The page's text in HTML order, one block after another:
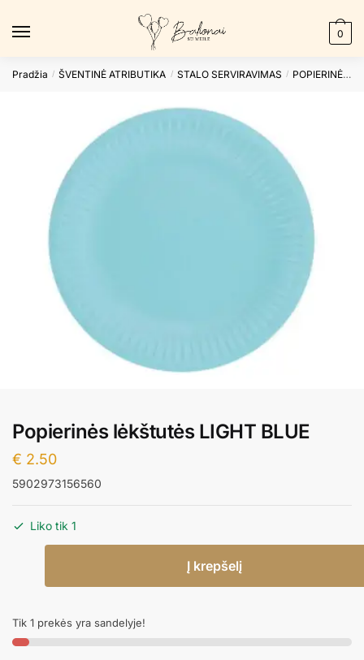
0
Pradžia / ŠVENTINĖ ATRIBUTIKA / STALO SERVIRAVIMAS / POPIERINĖS LĖKŠTUTĖS
Popierinės lėkštutės LIGHT BLUE
€ 2.50
5902973156560
Liko tik 1
LIGHT
BLUE
Į krepšelį
Tik 1 prekės yra sandelyje!